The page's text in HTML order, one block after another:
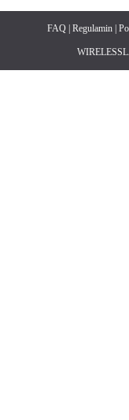
FAQ| Regulamin|